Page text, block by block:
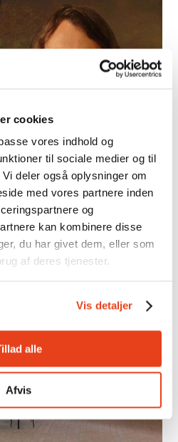
cookies
vores indhold og
til sociale medier og til
deler også oplysninger om
med vores partnere inden
og
kan kombinere disse
du har givet dem, eller som
af deres tjenester.
Vis detaljer
alle
Afvis
21, 6840 OKSBØL